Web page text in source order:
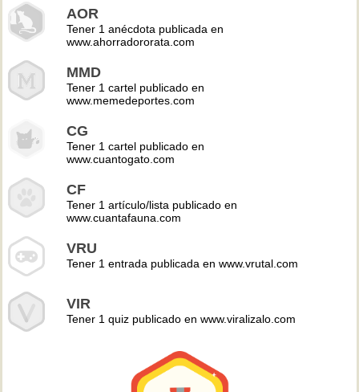
AOR
Tener 1 anécdota publicada en
www.ahorradororata.com
MMD
Tener 1 cartel publicado en
www.memedeportes.com
CG
Tener 1 cartel publicado en
www.cuantogato.com
CF
Tener 1 artículo/lista publicado en
www.cuantafauna.com
VRU
Tener 1 entrada publicada en www.vrutal.com
VIR
Tener 1 quiz publicado en www.viralizalo.com